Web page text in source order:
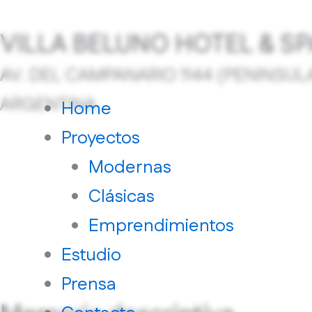
to
content
Home
Proyectos
Modernas
Clásicas
Emprendimientos
Estudio
Prensa
VILLA BELUNO HOTEL &
AV. DEL CAMPANARIO 1144
ARGENTINA.